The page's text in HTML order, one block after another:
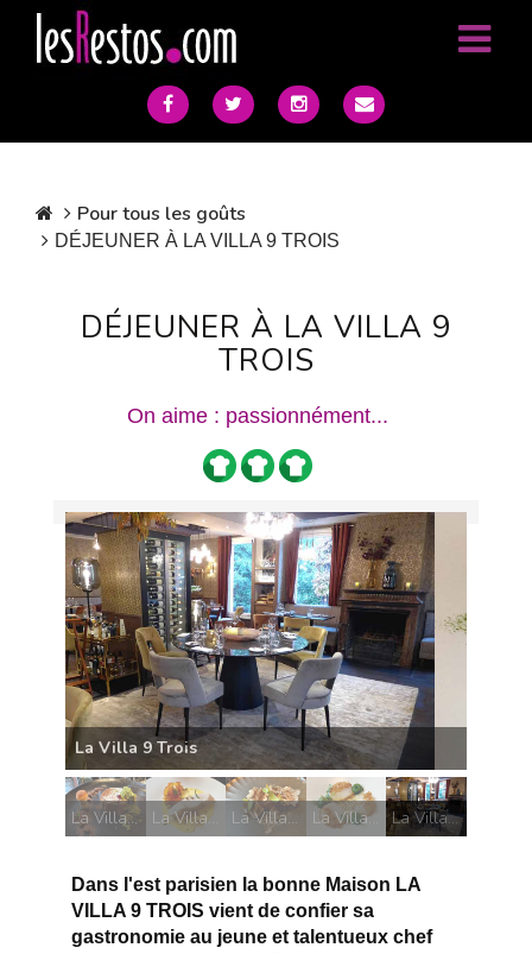
Pour tous les goûts
DÉJEUNER À LA VILLA 9 TROIS
DÉJEUNER À LA VILLA 9
TROIS
On aime : passionnément...
La Villa 9 Trois Saint-Jacques
La Villa 9 Trois
La Villa 9 Trois Saint-Jacques
La Villa 9 Trois le foie gras
La Villa 9 Trois lieu jaune
La Villa 9 Trois chocolat de Saint-Domingue
Dans l'est parisien la bonne Maison LA
VILLA 9 TROIS vient de confier sa
gastronomie au jeune et talentueux chef